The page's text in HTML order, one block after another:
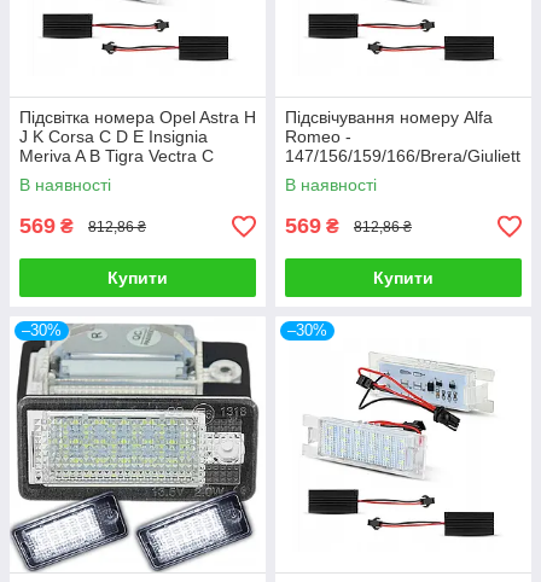
Підсвітка номера Opel Astra H
J K Corsa C D E Insignia
Meriva A B Tigra Vectra C
Zafira B Adam Cascada 2 шт
В наявності
569 ₴ 812,86 ₴
Купити
Підсвічування номеру Alfa
Romeo -
147/156/159/166/Brera/Giuliett
a/MiTo GT/Spider 939 - 2 шт
LED підсвічування номеру
авто
В наявності
569 ₴ 812,86 ₴
Купити
–30% –30%